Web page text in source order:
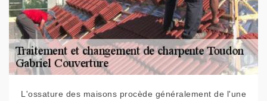
L'ossature des maisons procède généralement de l'une